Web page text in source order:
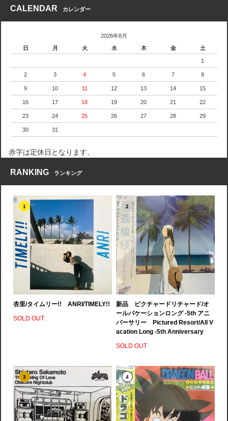
CALENDAR カレンダー
2026年8月
日
月 火 水 木 金 土
1
2 3 4 5 6 7 8
9 10 11 12 13 14 15
16 17 18 19 20 21 22
23 24 25 26 27 28 29
30 31
赤字は定休日となります。
RANKING ランキング
1
杏里/タイムリー!! ANRI/TIMELY!!
SOLD OUT
2
新品 ピクチャードリチャード/オ
ールバケーションロング -5th アニ
バーサリー Pictured Resort/All V
acation Long -5th Anniversary
SOLD OUT
3 4